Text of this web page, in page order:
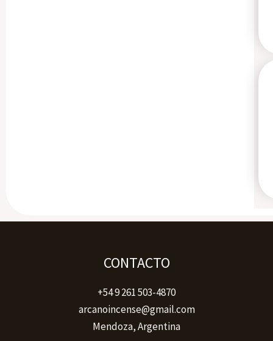
CONTACTO
+54 9 261 503-4870
arcanoincense@gmail.com
Mendoza, Argentina